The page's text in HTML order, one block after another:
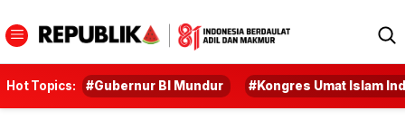
Hot Topics: #Gubernur BI Mundur #Kongres Umat Islam